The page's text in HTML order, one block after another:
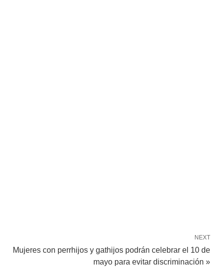
NEXT
Mujeres con perrhijos y gathijos podrán celebrar el 10 de
mayo para evitar discriminación »